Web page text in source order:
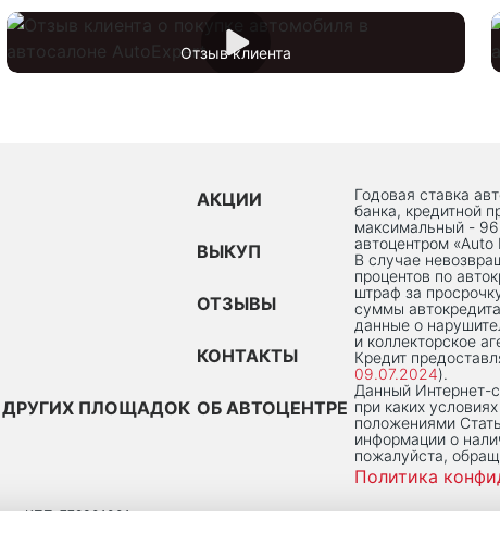
Отзыв клиента
ПЛОЩАДОК
АКЦИИ
ВЫКУП
ОТЗЫВЫ
КОНТАКТЫ
ОБ АВТОЦЕНТРЕ
Годовая ставка
банка, кредитной
максимальный -
автоцентром
В случае
процентов по
штраф за
суммы
данные о
и коллекторское
Кредит
09.07.2024).
Данный Интернет-
при каких
положениями
информации о
пожалуйста,
Политика
КПП: 772301001
2/Н